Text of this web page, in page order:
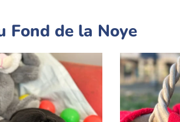
Fond de la Noye